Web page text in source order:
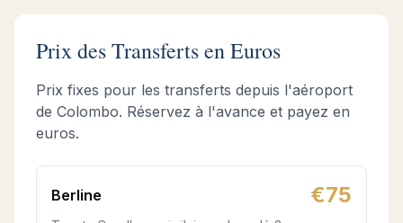
Prix des Transferts en Euros
Prix fixes pour les transferts depuis l'aéroport
de Colombo. Réservez à l'avance et payez en
euros.
Berline €75